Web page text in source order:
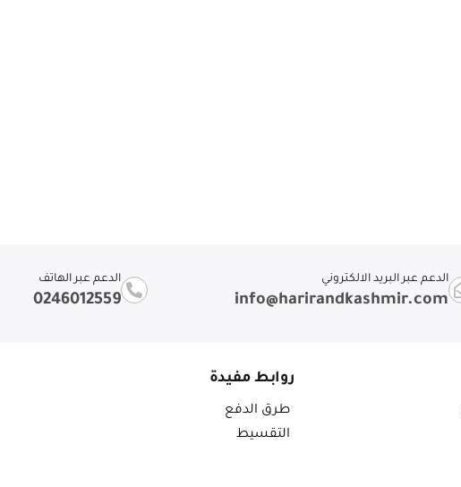
الدعم عبر البريد الالكتروني
info@harirandkashmir.com
الدعم عبر الهاتف
0246012559
روابط مفيدة
طرق الدفع
التقسيط